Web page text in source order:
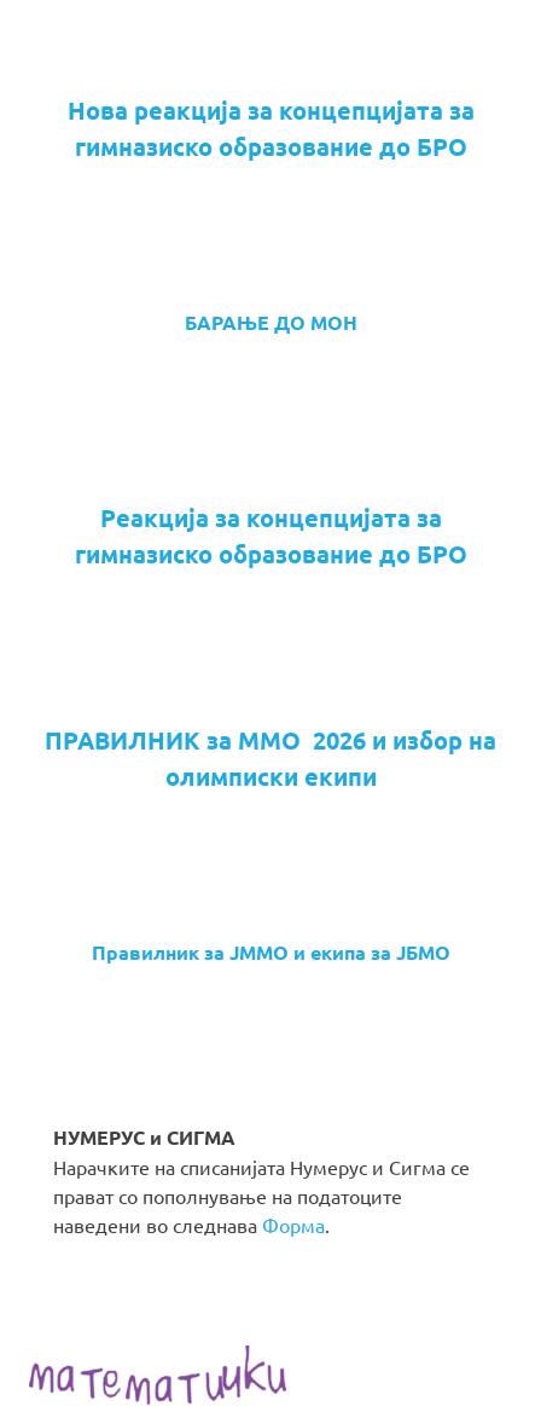
Нова реакција за концепцијата за
гимназиско образование до БРО
БАРАЊЕ ДО МОН
Реакција за концепцијата за
гимназиско образование до БРО
ПРАВИЛНИК за ММО 2026 и избор на
олимписки екипи
Правилник за ЈММО и екипа за ЈБМО
НУМЕРУС и СИГМА
Нарачките на списанијата Нумерус и Сигма се
прават со пополнување на податоците
наведени во следнава Форма.